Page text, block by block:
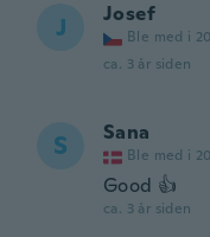
J Josef
Ble med i
ca. 3 år siden
S Sana
Ble med i
Good 👍
ca. 3 år siden